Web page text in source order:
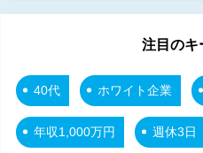
注目のキ
40代 ホワイト企業
年収1,000万円 週休3日